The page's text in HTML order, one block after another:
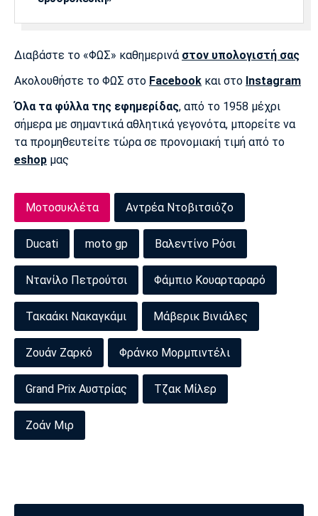
Διαβάστε το «ΦΩΣ» καθημερινά στον υπολογιστή σας
Ακολουθήστε το ΦΩΣ στο Facebook και στο Instagram
Όλα τα φύλλα της εφημερίδας, από το 1958 μέχρι
σήμερα με σημαντικά αθλητικά γεγονότα, μπορείτε να
τα προμηθευτείτε τώρα σε προνομιακή τιμή από το
eshop μας
Μοτοσυκλέτα Αντρέα Ντοβιτσιόζο
Ducati moto gp Βαλεντίνο Ρόσι
Ντανίλο Πετρούτσι Φάμπιο Κουαρταραρό
Τακαάκι Νακαγκάμι Μάβερικ Βινιάλες
Ζουάν Ζαρκό Φράνκο Μορμπιντέλι
Grand Prix Αυστρίας Τζακ Μίλερ
Ζοάν Μιρ